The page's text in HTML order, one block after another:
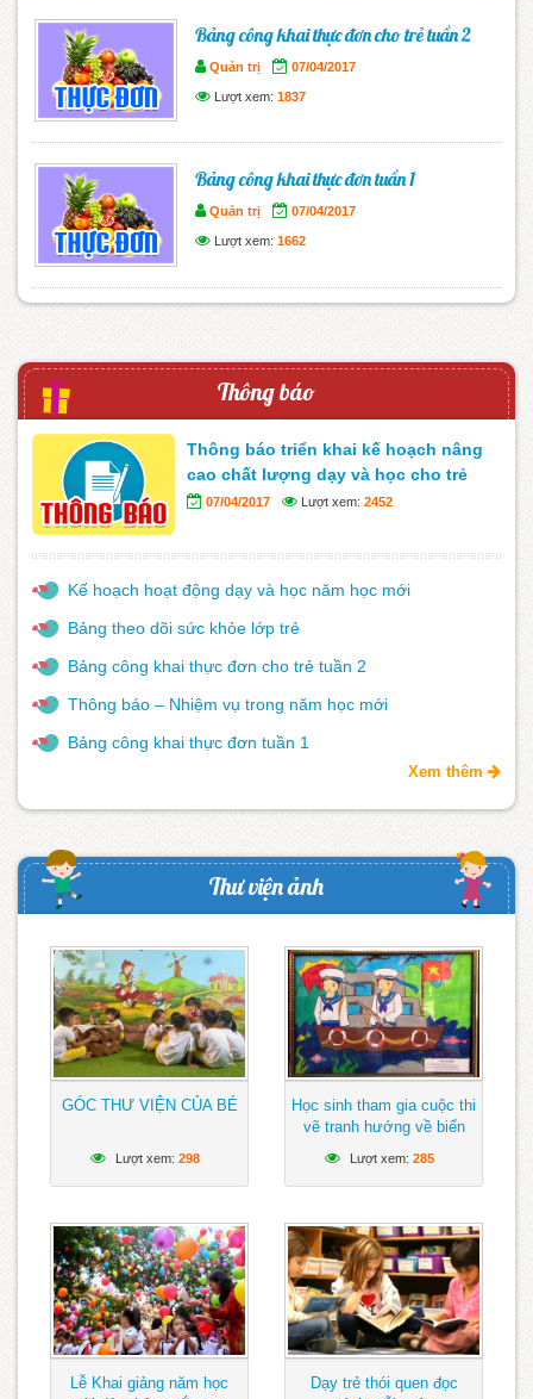
Bảng công khai thực đơn cho trẻ tuần 2
Quản trị 07/04/2017
Lượt xem: 1837
Bảng công khai thực đơn tuần 1
Quản trị 07/04/2017
Lượt xem: 1662
Thông báo
Thông báo triển khai kế hoạch nâng
cao chất lượng dạy và học cho trẻ
07/04/2017 Lượt xem: 2452
Kế hoạch hoạt động dạy và học năm học mới
Bảng theo dõi sức khỏe lớp trẻ
Bảng công khai thực đơn cho trẻ tuần 2
Thông báo – Nhiệm vụ trong năm học mới
Bảng công khai thực đơn tuần 1
Xem thêm
Thư viện ảnh
GÓC THƯ VIỆN CỦA BÉ
Lượt xem: 298
Học sinh tham gia cuộc thi
vẽ tranh hướng về biển
Lượt xem: 285
Lễ Khai giảng năm học
Dạy trẻ thói quen đọc